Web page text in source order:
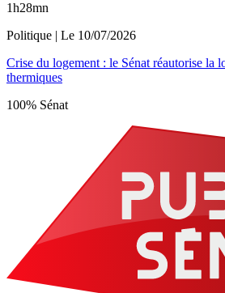
1h28mn
Politique | Le 10/07/2026
Crise du logement : le Sénat réautorise la
thermiques
100% Sénat